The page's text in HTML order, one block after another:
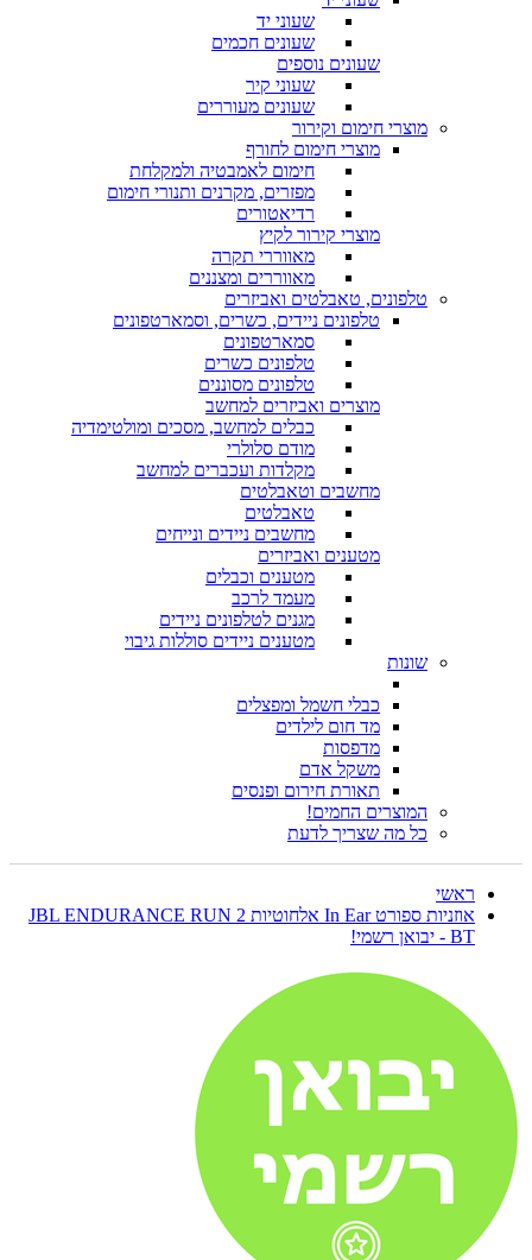
שעוני יד
שעונים חכמים
שעונים נוספים
שעוני קיר
שעונים מעוררים
מוצרי חימום וקירור
מוצרי חימום לחורף
חימום לאמבטיה ולמקלחת
מפזרים, מקרנים ותנורי חימום
רדיאטורים
מוצרי קירור לקיץ
מאווררי תקרה
מאווררים ומצננים
טלפונים, טאבלטים ואביזרים
טלפונים ניידים, כשרים, וסמארטפונים
סמארטפונים
טלפונים כשרים
טלפונים מסוננים
מוצרים ואביזרים למחשב
כבלים למחשב, מסכים ומולטימדיה
מודם סלולרי
מקלדות ועכברים למחשב
מחשבים וטאבלטים
טאבלטים
מחשבים ניידים ונייחים
מטענים ואביזרים
מטענים וכבלים
מעמד לרכב
מגנים לטלפונים ניידים
מטענים ניידים סוללות גיבוי
שונות
כבלי חשמל ומפצלים
מד חום לילדים
מדפסות
משקל אדם
תאורת חירום ופנסים
המוצרים החמים!
כל מה שצריך לדעת
ראשי
אוזניות ספורט In Ear אלחוטיות JBL ENDURANCE RUN 2
BT - יבואן רשמי!